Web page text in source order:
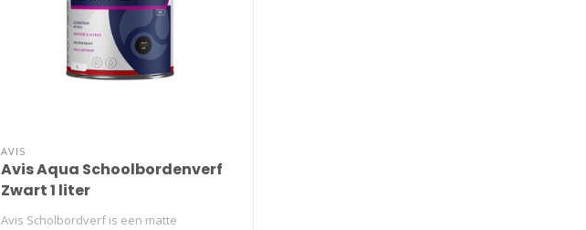
AVIS
Avis Aqua Schoolbordenverf
Zwart 1 liter
Avis Scholbordverf is een matte